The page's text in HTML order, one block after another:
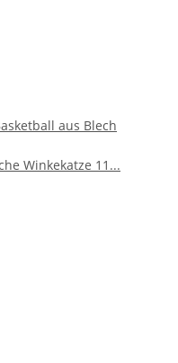
aus Blech